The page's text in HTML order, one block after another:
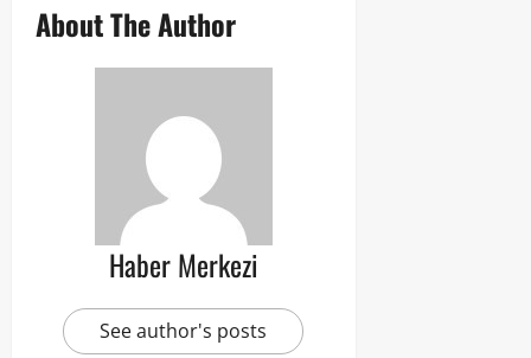
About The Author
Haber Merkezi
See author's posts